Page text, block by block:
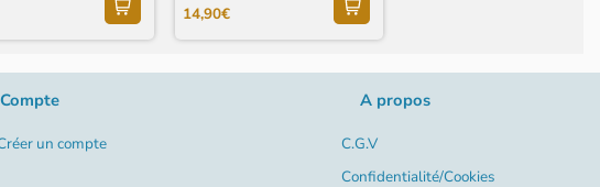
14,90€
Compte
un compte
A propos
C.G.V
Confidentialité/Cookies